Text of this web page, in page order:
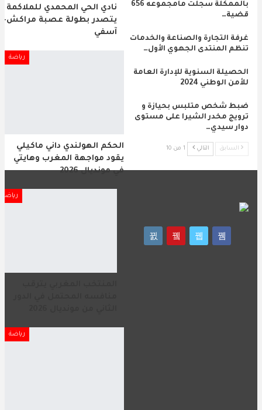
نادي الحي المحمدي للملاكمة
يتصدر بطولة عصبة مراكش-
آسفي
رياضة
الحكم الهولندي داني ماكيلي
يقود مواجهة المغرب وهايتي
في مونديال 2026
رياضة
رياضة
بالممكلة سجلت مامجموعه 656
قضية…
غرفة التجارة والصناعة والخدمات
تنظم المنتدى الجهوي الأول…
الحصيلة السنوية للإدارة العامة
للأمن الوطني 2024
ضبط شخص متلبس بحيازة و
ترويج مخدر الشيرا على مستوى
دوار سيدي…
السابق التالي 1 من 10